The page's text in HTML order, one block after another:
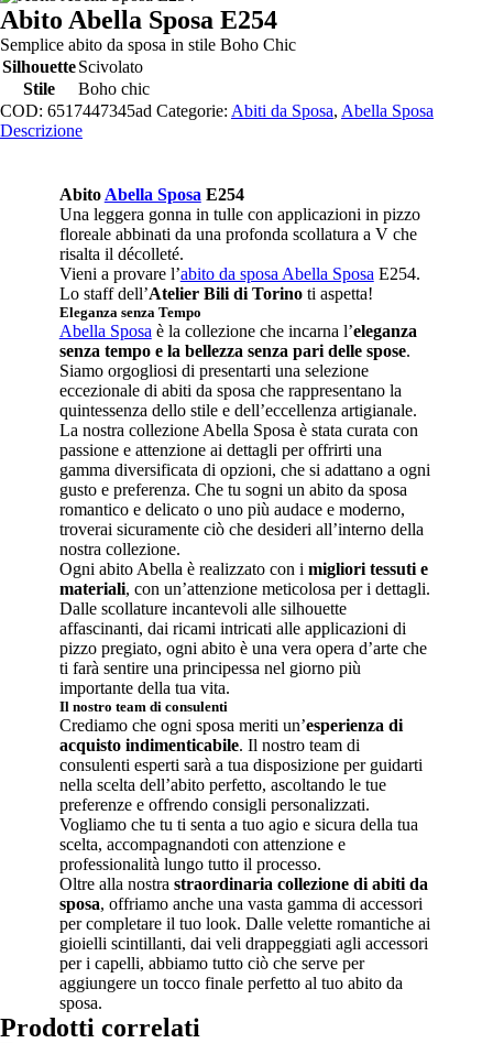
Abito Abella Sposa E254
Semplice abito da sposa in stile Boho Chic
SilhouetteScivolato
Stile
Boho chic
COD: 6517447345ad Categorie: Abiti da Sposa, Abella Sposa
Descrizione
Abito Abella Sposa E254
Una leggera gonna in tulle con applicazioni in pizzo
floreale abbinati da una profonda scollatura a V che
risalta il décolleté.
Vieni a provare l’abito da sposa Abella Sposa E254.
Lo staff dell’Atelier Bili di Torinoti aspetta!
Eleganza senza Tempo
Abella Sposa è la collezione che incarna l’eleganza
senza tempo e la bellezza senza pari delle spose.
Siamo orgogliosi di presentarti una selezione
eccezionale di abiti da sposa che rappresentano la
quintessenza dello stile e dell’eccellenza artigianale.
La nostra collezione Abella Sposa è stata curata con
passione e attenzione ai dettagli per offrirti una
gamma diversificata di opzioni, che si adattano a ogni
gusto e preferenza. Che tu sogni un abito da sposa
romantico e delicato o uno più audace e moderno,
troverai sicuramente ciò che desideri all’interno della
nostra collezione.
Ogni abito Abella è realizzato con i migliori tessuti e
materiali, con un’attenzione meticolosa per i dettagli.
Dalle scollature incantevoli alle silhouette
affascinanti, dai ricami intricati alle applicazioni di
pizzo pregiato, ogni abito è una vera opera d’arte che
ti farà sentire una principessa nel giorno più
importante della tua vita.
Il nostro team di consulenti
Crediamo che ogni sposa meriti un’esperienza di
acquisto indimenticabile. Il nostro team di
consulenti esperti sarà a tua disposizione per guidarti
nella scelta dell’abito perfetto, ascoltando le tue
preferenze e offrendo consigli personalizzati.
Vogliamo che tu ti senta a tuo agio e sicura della tua
scelta, accompagnandoti con attenzione e
professionalità lungo tutto il processo.
Oltre alla nostra straordinaria collezione di abiti da
sposa, offriamo anche una vasta gamma di accessori
per completare il tuo look. Dalle velette romantiche ai
gioielli scintillanti, dai veli drappeggiati agli accessori
per i capelli, abbiamo tutto ciò che serve per
aggiungere un tocco finale perfetto al tuo abito da
sposa.
Prodotti correlati